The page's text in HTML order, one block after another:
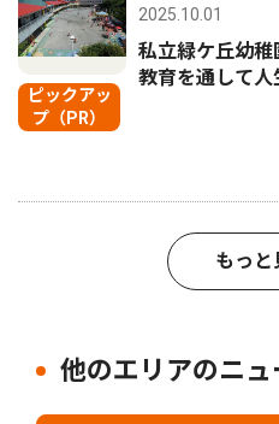
ピックアッ
プ（PR）
2025.10.01
私立緑ケ丘幼
教育を通して
もっと
他のエリアのニュ